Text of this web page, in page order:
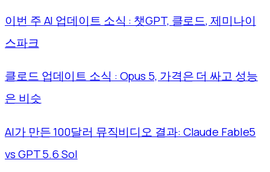
이번 주 AI 업데이트 소식 : 챗GPT, 클로드, 제미나이
스파크
클로드 업데이트 소식 : Opus 5, 가격은 더 싸고 성능
은 비슷
AI가 만든 100달러 뮤직비디오 결과: Claude Fable5
vs GPT 5.6 Sol